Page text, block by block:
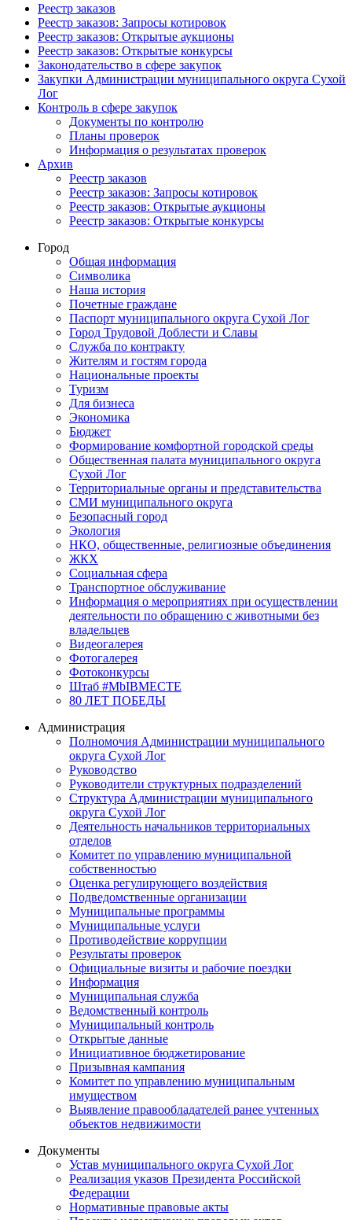
Реестр заказов
Реестр заказов: Запросы котировок
Реестр заказов: Открытые аукционы
Реестр заказов: Открытые конкурсы
Законодательство в сфере закупок
Закупки Администрации муниципального округа Сухой
Лог
Контроль в сфере закупок
Документы по контролю
Планы проверок
Информация о результатах проверок
Архив
Реестр заказов
Реестр заказов: Запросы котировок
Реестр заказов: Открытые аукционы
Реестр заказов: Открытые конкурсы
Город
Общая информация
Символика
Наша история
Почетные граждане
Паспорт муниципального округа Сухой Лог
Город Трудовой Доблести и Славы
Служба по контракту
Жителям и гостям города
Национальные проекты
Туризм
Для бизнеса
Экономика
Бюджет
Формирование комфортной городской среды
Общественная палата муниципального округа
Сухой Лог
Территориальные органы и представительства
СМИ муниципального округа
Безопасный город
Экология
НКО, общественные, религиозные объединения
ЖКХ
Социальная сфера
Транспортное обслуживание
Информация о мероприятиях при осуществлении
деятельности по обращению с животными без
владельцев
Видеогалерея
Фотогалерея
Фотоконкурсы
Штаб #MbIBMECTE
80 ЛЕТ ПОБЕДЫ
Администрация
Полномочия Администрации муниципального
округа Сухой Лог
Руководство
Руководители структурных подразделений
Структура Администрации муниципального
округа Сухой Лог
Деятельность начальников территориальных
отделов
Комитет по управлению муниципальной
собственностью
Оценка регулирующего воздействия
Подведомственные организации
Муниципальные программы
Муниципальные услуги
Противодействие коррупции
Результаты проверок
Официальные визиты и рабочие поездки
Информация
Муниципальная служба
Ведомственный контроль
Муниципальный контроль
Открытые данные
Инициативное бюджетирование
Призывная кампания
Комитет по управлению муниципальным
имуществом
Выявление правообладателей ранее учтенных
объектов недвижимости
Документы
Устав муниципального округа Сухой Лог
Реализация указов Президента Российской
Федерации
Нормативные правовые акты